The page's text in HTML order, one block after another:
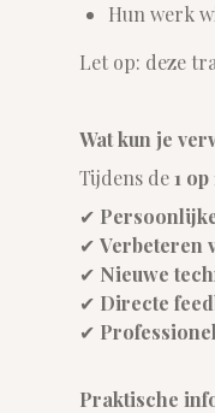
Hun werk
Let op: deze
Wat kun je
Tijdens de1
✔
✔ Verbeteren
✔ Nieuwe
✔ Directe
✔
Praktische